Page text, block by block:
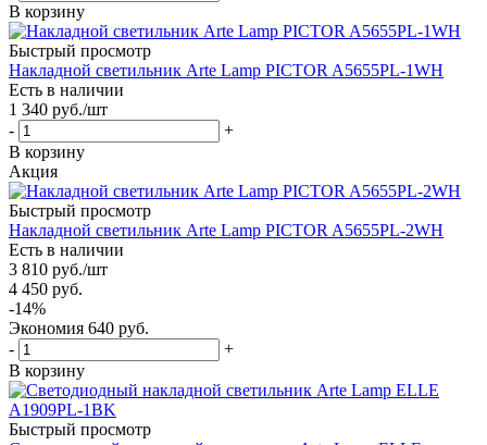
В корзину
Быстрый просмотр
Накладной светильник Arte Lamp PICTOR A5655PL-1WH
Есть в наличии
1 340 руб./шт
-
+
В корзину
Акция
Быстрый просмотр
Накладной светильник Arte Lamp PICTOR A5655PL-2WH
Есть в наличии
3 810 руб./шт
4 450 руб.
-14%
Экономия 640 руб.
-
+
В корзину
Быстрый просмотр